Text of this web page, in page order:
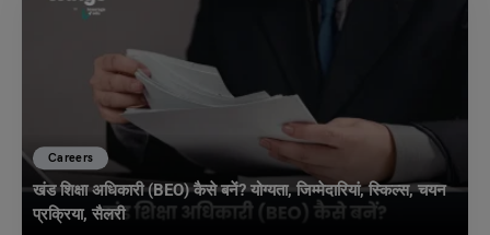
Careers
खंड शिक्षा अधिकारी (BEO) कैसे बनें? योग्यता, जिम्मेदारियां, स्किल्स, चयन
प्रक्रिया, सैलरी